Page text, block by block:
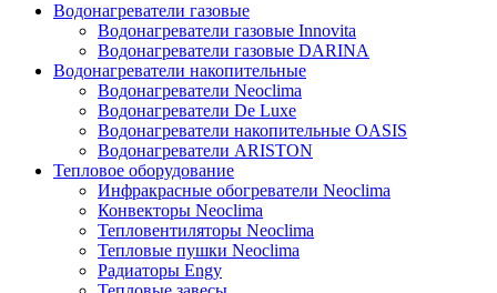
Водонагреватели газовые
Водонагреватели газовые Innovita
Водонагреватели газовые DARINA
Водонагреватели накопительные
Водонагреватели Neoclima
Водонагреватели De Luxe
Водонагреватели накопительные OASIS
Водонагреватели ARISTON
Тепловое оборудование
Инфракрасные обогреватели Neoclima
Конвекторы Neoclima
Тепловентиляторы Neoclima
Тепловые пушки Neoclima
Радиаторы Engy